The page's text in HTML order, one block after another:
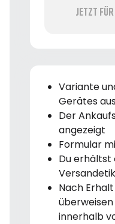
Jetzt für
Variante
Gerätes
Der
angezeigt
Formular
Du erhältst
Nach
innerhalb